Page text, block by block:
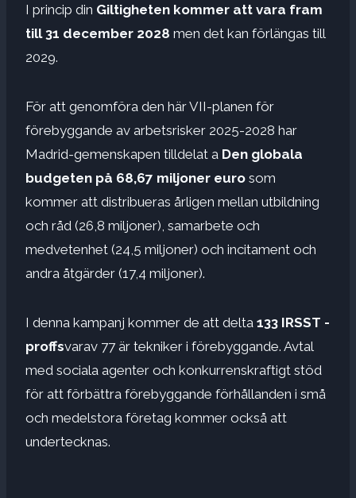
I princip din Giltigheten kommer att vara fram
till 31 december 2028 men det kan förlängas till
2029.
För att genomföra den här VII-planen för
förebyggande av arbetsrisker 2025-2028 har
Madrid-gemenskapen tilldelat a Den globala
budgeten på 68,67 miljoner euro som
kommer att distribueras årligen mellan utbildning
och råd (26,8 miljoner), samarbete och
medvetenhet (24,5 miljoner) och incitament och
andra åtgärder (17,4 miljoner).
I denna kampanj kommer de att delta 133 IRSST -
proffsvarav 77 är tekniker i förebyggande. Avtal
med sociala agenter och konkurrenskraftigt stöd
för att förbättra förebyggande förhållanden i små
och medelstora företag kommer också att
undertecknas.